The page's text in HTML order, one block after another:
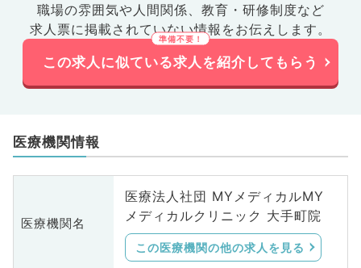
職場の雰囲気や人間関係、 教育・研修制度など
求人票に掲載されていない情報をお伝えします。
この求人に似ている求人を紹介してもらう
医療機関情報
医療機関名
医療法人社団 MYメディカルMY
メディカルクリニック 大手町院
この医療機関の他の求人を見る